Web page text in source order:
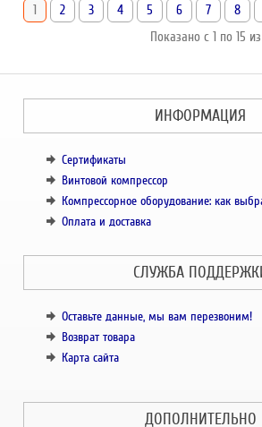
1 2 3 4 5 6 7 8
Показано с 1 по 15
ИНФОРМАЦИЯ
Сертификаты
Винтовой компрессор
Компрессорное оборудование: как
Оплата и доставка
СЛУЖБА
Оставьте данные, мы вам перезвоним!
Возврат товара
Карта сайта
ДОПОЛНИТЕЛЬНО